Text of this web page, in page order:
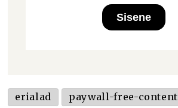
Sisene
erialad
paywall-free-content